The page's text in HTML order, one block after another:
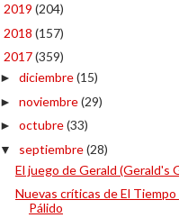
2019 (204)
2018 (157)
2017(359)
► diciembre(15)
► noviembre(29)
► octubre(33)
▼ septiembre(28)
El juego de Gerald (Gerald's
Nuevas críticas de El
Pálido